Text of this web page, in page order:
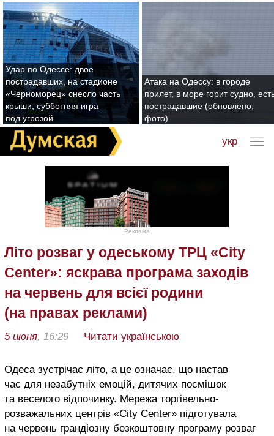
Удар по Одессе: двое
пострадавших, на стадионе
«Черноморец» снесло часть
крыши, субботняя игра
под угрозой
Атака на Одессу: в городе
прилет, в море горит судно,
пострадавшие (обновлено,
фото)
укр
Реклама
Літо розваг у одеському ТРЦ «City
Center»: яскрава програма заходів
на червень для всієї родини
(на правах реклами)
5 июня, 16:29 Читати українською
Одеса зустрічає літо, а це означає, що настав
час для незабутніх емоцій, дитячих посмішок
та веселого відпочинку. Мережа торгівельно-
розважальних центрів «City Center» підготувала
на червень грандіозну безкоштовну програму розваг